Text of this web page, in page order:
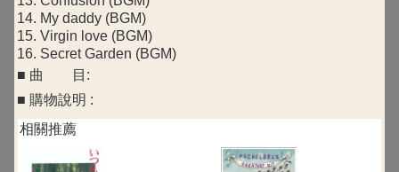
14. My daddy (BGM)
15. Virgin love (BGM)
16. Secret Garden (BGM)
■ 曲 目:
■ 購物說明 :
相關推薦